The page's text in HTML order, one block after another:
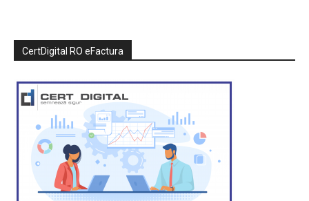
CertDigital RO eFactura